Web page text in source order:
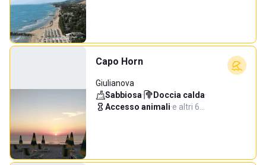
Capo Horn
Giulianova
Sabbiosa· Doccia calda·
Accesso animali·e altri 6…